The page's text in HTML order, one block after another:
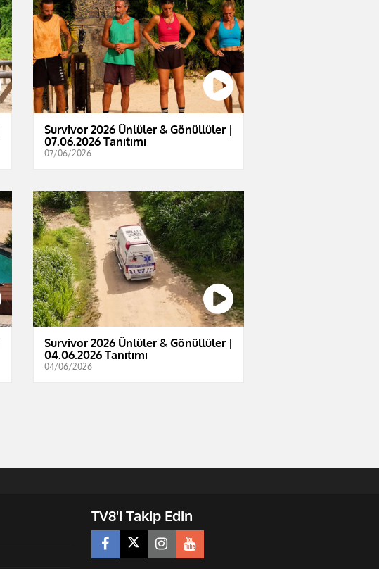
Survivor 2026 Ünlüler & Gönüllüler |
07.06.2026 Tanıtımı
07/06/2026
Survivor 2026 Ünlüler & Gönüllüler |
04.06.2026 Tanıtımı
04/06/2026
TV8'i Takip Edin